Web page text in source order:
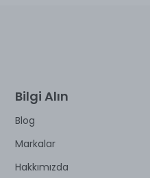
Bilgi Alın
Blog
Markalar
Hakkımızda